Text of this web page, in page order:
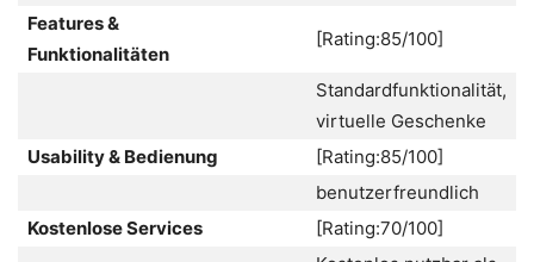
Features &
Funktionalitäten
[Rating:85/100]
Standardfunktionalität,
virtuelle Geschenke
Usability & Bedienung
[Rating:85/100]
benutzerfreundlich
Kostenlose Services
[Rating:70/100]